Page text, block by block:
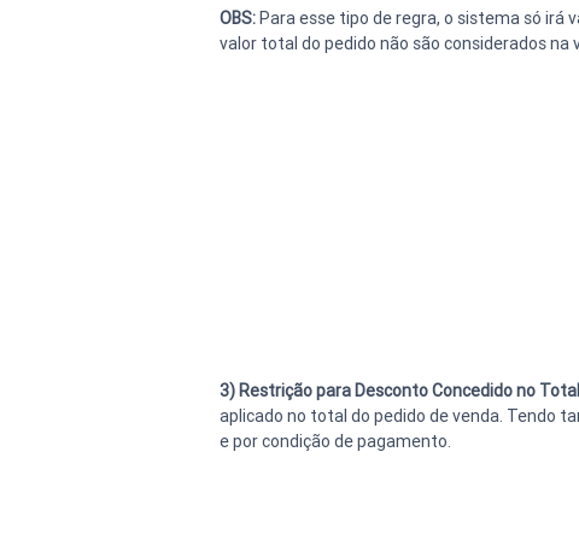
OBS: Para esse tipo de regra, o sistema só irá
valor total do pedido não são considerados na
3) Restrição para Desconto Concedido no
aplicado no total do pedido de venda. Tendo
e por condição de pagamento.